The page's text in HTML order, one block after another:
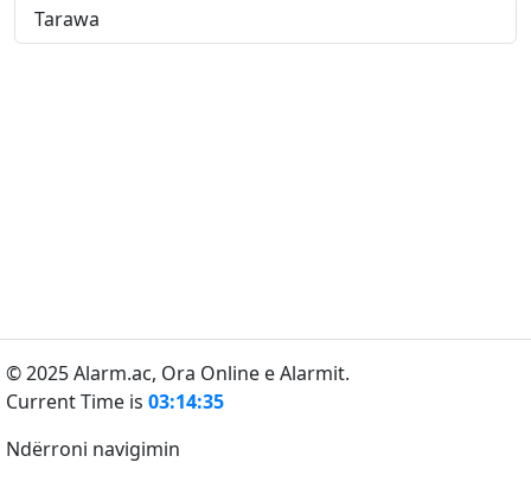
Tarawa
© 2025 Alarm.ac, Ora Online e Alarmit.
Current Time is 03:14:35
Ndërroni navigimin